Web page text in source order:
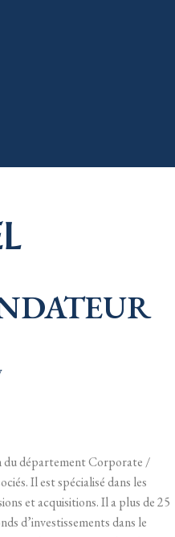
du département Corporate /
Il est spécialisé dans les
et acquisitions. Il a plus de 25
d’investissements dans le